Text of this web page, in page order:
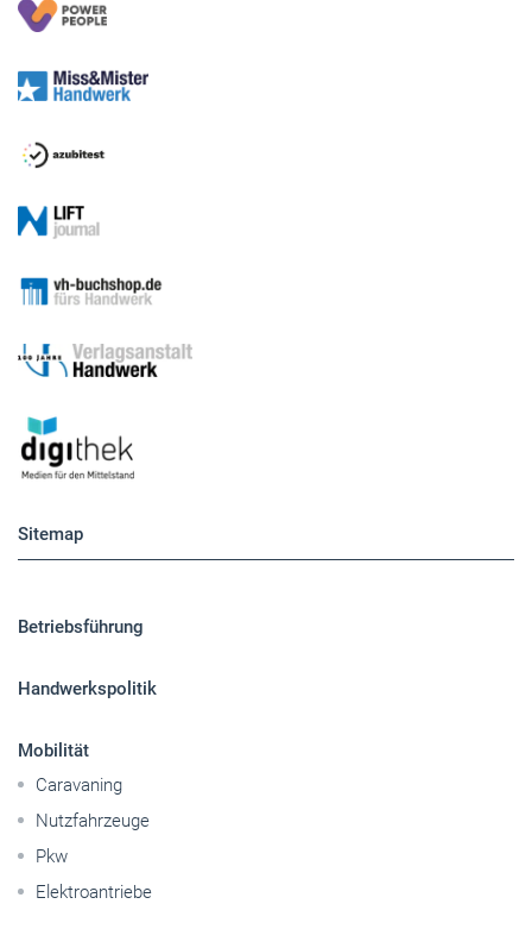
Sitemap
Betriebsführung
Handwerkspolitik
Mobilität
Caravaning
Nutzfahrzeuge
Pkw
Elektroantriebe